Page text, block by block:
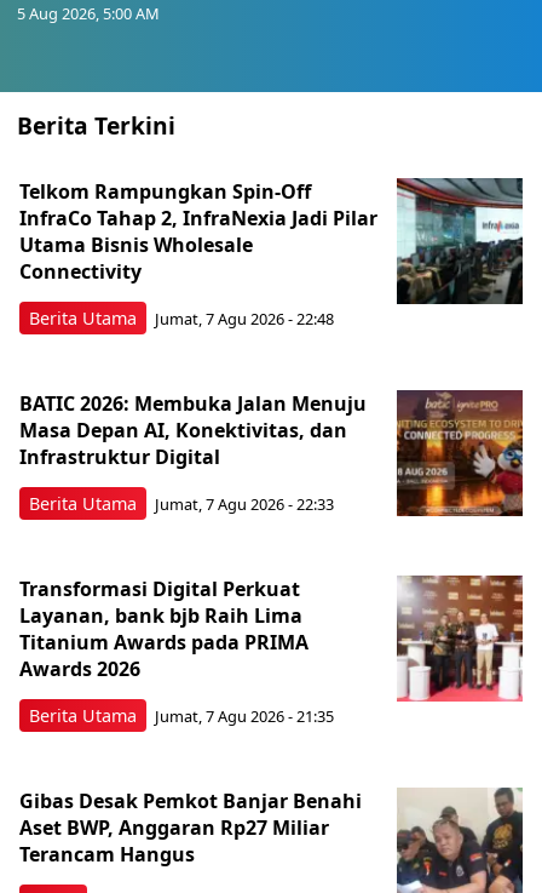
5 Aug 2026, 5:00 AM
Berita Terkini
Berita Utama
Telkom Rampungkan Spin-Off
InfraCo Tahap 2, InfraNexia Jadi Pilar
Utama Bisnis Wholesale
Connectivity
Jumat, 7 Agu 2026 - 22:48
Berita Utama
BATIC 2026: Membuka Jalan Menuju
Masa Depan AI, Konektivitas, dan
Infrastruktur Digital
Jumat, 7 Agu 2026 - 22:33
Berita Utama
Transformasi Digital Perkuat
Layanan, bank bjb Raih Lima
Titanium Awards pada PRIMA
Awards 2026
Jumat, 7 Agu 2026 - 21:35
Gibas Desak Pemkot Banjar Benahi
Aset BWP, Anggaran Rp27 Miliar
Terancam Hangus